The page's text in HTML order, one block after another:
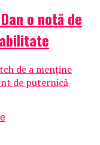
o notă de
de a menține
de puternică